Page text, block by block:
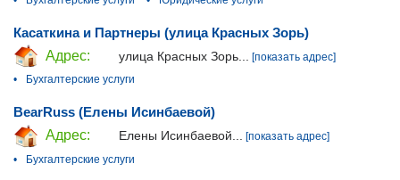
Касаткина и Партнеры (улица Красных Зорь)
Адрес:
улица Красных Зорь...
[показать адрес]
•
Бухгалтерские услуги
BearRuss (Елены Исинбаевой)
Адрес:
Елены Исинбаевой... [показать адрес]
•
Бухгалтерские услуги